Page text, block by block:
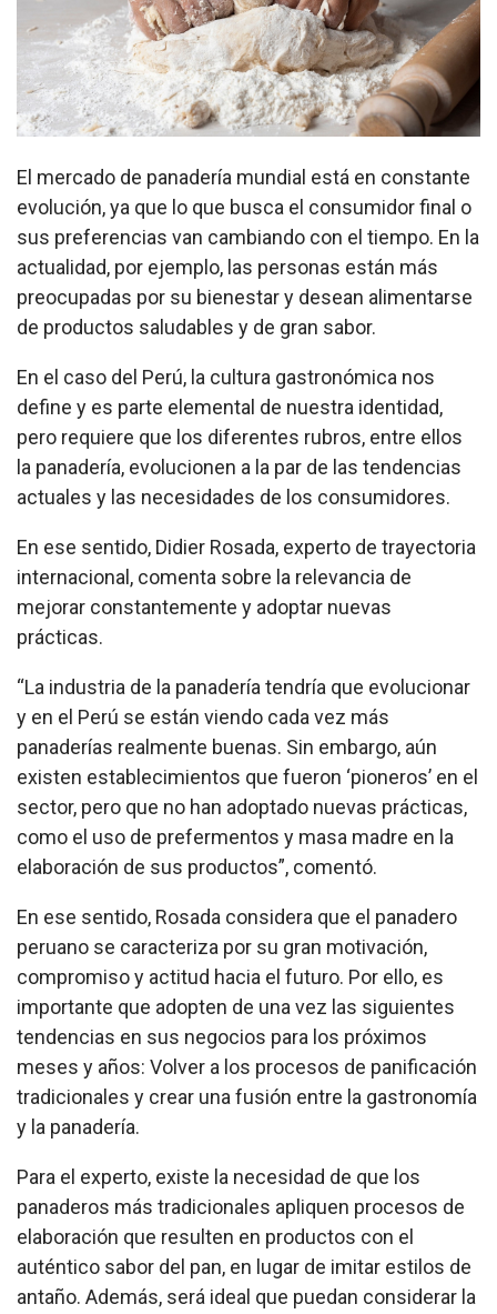
El mercado de panadería mundial está en constante
evolución, ya que lo que busca el consumidor final o
sus preferencias van cambiando con el tiempo. En la
actualidad, por ejemplo, las personas están más
preocupadas por su bienestar y desean alimentarse
de productos saludables y de gran sabor.
En el caso del Perú, la cultura gastronómica nos
define y es parte elemental de nuestra identidad,
pero requiere que los diferentes rubros, entre ellos
la panadería, evolucionen a la par de las tendencias
actuales y las necesidades de los consumidores.
En ese sentido, Didier Rosada, experto de trayectoria
internacional, comenta sobre la relevancia de
mejorar constantemente y adoptar nuevas
prácticas.
“La industria de la panadería tendría que evolucionar
y en el Perú se están viendo cada vez más
panaderías realmente buenas. Sin embargo, aún
existen establecimientos que fueron ‘pioneros’ en el
sector, pero que no han adoptado nuevas prácticas,
como el uso de prefermentos y masa madre en la
elaboración de sus productos”, comentó.
En ese sentido, Rosada considera que el panadero
peruano se caracteriza por su gran motivación,
compromiso y actitud hacia el futuro. Por ello, es
importante que adopten de una vez las siguientes
tendencias en sus negocios para los próximos
meses y años: Volver a los procesos de panificación
tradicionales y crear una fusión entre la gastronomía
y la panadería.
Para el experto, existe la necesidad de que los
panaderos más tradicionales apliquen procesos de
elaboración que resulten en productos con el
auténtico sabor del pan, en lugar de imitar estilos de
antaño. Además, será ideal que puedan considerar la